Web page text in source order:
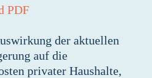
PDF
der aktuellen
auf die
privater Haushalte,